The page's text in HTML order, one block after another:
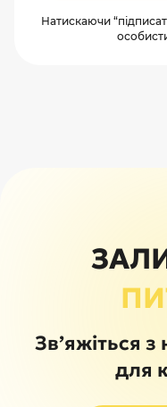
Натискаючи
Зв’яжіться
для